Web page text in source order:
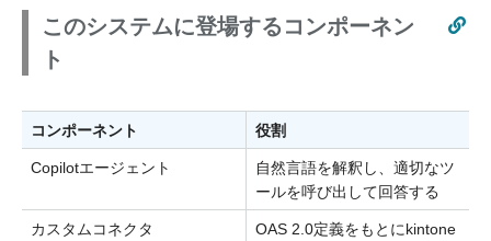
このシステムに登場するコンポーネン
ト
コンポーネント 役割
Copilotエージェント
自然言語を解釈し、適切なツ
ールを呼び出して回答する
カスタムコネクタ
OAS 2.0定義をもとにkintone